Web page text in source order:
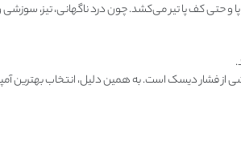
و حتی کف پا تیر می‌کشد. چون درد ناگهانی، تیز،
از فشار دیسک است. به همین دلیل، انتخاب بهترین